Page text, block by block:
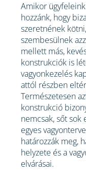
Amikor
hozzánk, hogy
szeretnének
szembesülnek
mellett más,
konstrukciók is
vagyonkezelés
attól részben
Természetesen
konstrukció
nemcsak, sőt sok
egyes
határozzák meg,
helyzete és a
elvárásai.